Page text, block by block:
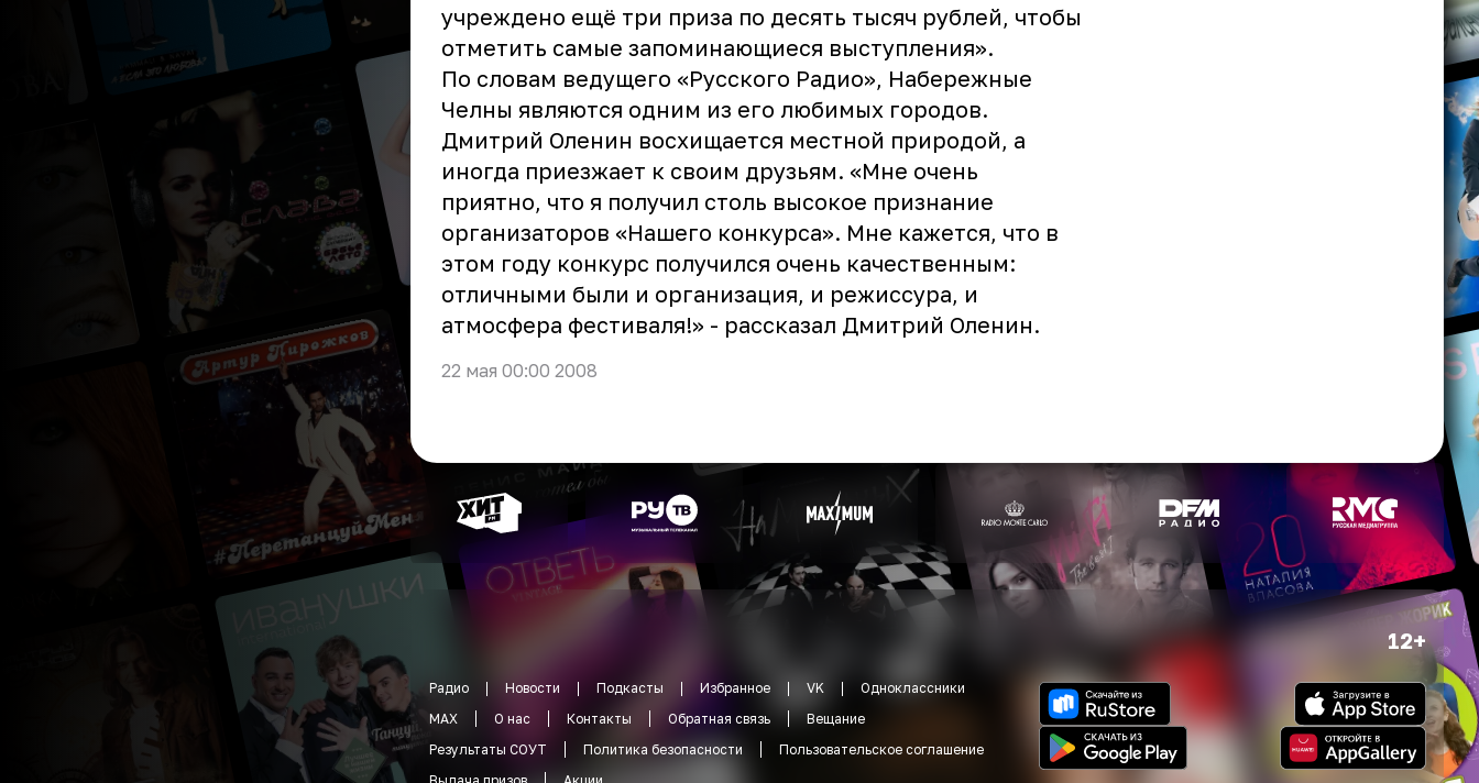
учреждено ещё три приза по десять тысяч рублей, чтобы
отметить самые запоминающиеся выступления».
По словам ведущего «Русского Радио», Набережные
Челны являются одним из его любимых городов.
Дмитрий Оленин восхищается местной природой, а
иногда приезжает к своим друзьям. «Мне очень
приятно, что я получил столь высокое признание
организаторов «Нашего конкурса». Мне кажется, что в
этом году конкурс получился очень качественным:
отличными были и организация, и режиссура, и
атмосфера фестиваля!» - рассказал Дмитрий Оленин.
22 мая 00:00 2008
12+
Радио Новости Подкасты Избранное VK
Одноклассники
MAX
О нас Контакты Обратная связь
Вещание
Результаты СОУТ
Политика безопасности
Пользовательское соглашение